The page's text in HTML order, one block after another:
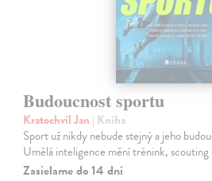
Budoucnost sportu
Kratochvíl Jan | Kniha
Sport už nikdy nebude stejný a jeho
Umělá inteligence mění trénink, scouting
Zasielame do 14 dní